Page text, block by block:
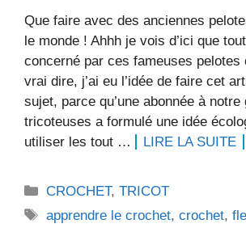
Que faire avec des anciennes
le monde ! Ahhh je vois d’ici que
concerné par ces fameuses pelotes
vrai dire, j’ai eu l’idée de faire cet
sujet, parce qu’une abonnée à notre
tricoteuses a formulé une idée
utiliser les tout …
LIRE LA SUITE
Catégories
CROCHET,TRICOT
Étiquettes
apprendre le crochet,crochet,